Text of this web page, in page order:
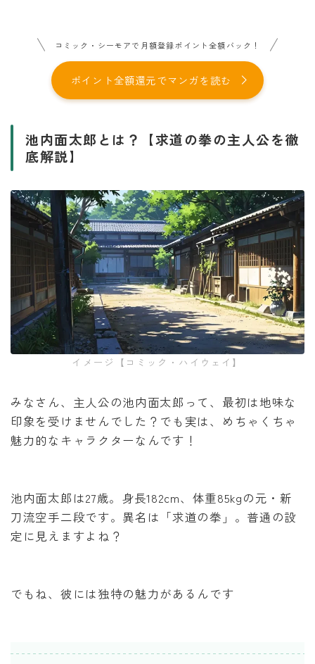
コミック・シーモアで月額登録ポイント全額バック！
ポイント全額還元でマンガを読む
池内面太郎とは？【求道の拳の主人公を徹
底解説】
イメージ【コミック・ハイウェイ】
みなさん、主人公の池内面太郎って、最初は地味な
印象を受けませんでした？でも実は、めちゃくちゃ
魅力的なキャラクターなんです！
池内面太郎は27歳。身長182cm、体重85kgの元・新
刀流空手二段です。異名は「求道の拳」。普通の設
定に見えますよね？
でもね、彼には独特の魅力があるんです